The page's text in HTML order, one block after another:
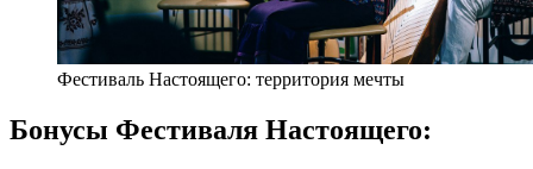
Фестиваль Настоящего: территория мечты
Бонусы Фестиваля Настоящего: